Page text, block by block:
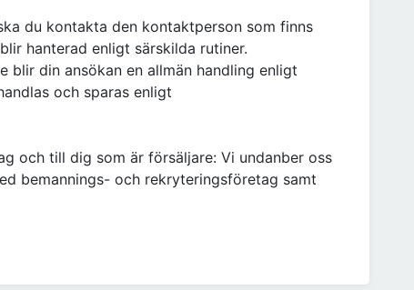
du kontakta den kontaktperson som finns
hanterad enligt särskilda rutiner.
blir din ansökan en allmän handling enligt
och sparas enligt
och till dig som är försäljare: Vi undanber oss
bemannings- och rekryteringsföretag samt